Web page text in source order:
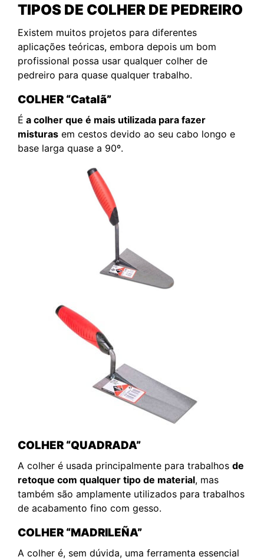
TIPOS DE COLHER DE PEDREIRO
Existem muitos projetos para diferentes
aplicações teóricas, embora depois um bom
profissional possa usar qualquer colher de
pedreiro para quase qualquer trabalho.
COLHER “Catalã”
É a colher que é mais utilizada para fazer
misturas em cestos devido ao seu cabo longo e
base larga quase a 90º.
COLHER “QUADRADA”
A colher é usada principalmente para trabalhos de
retoque com qualquer tipo de material, mas
também são amplamente utilizados para trabalhos
de acabamento fino com gesso.
COLHER “MADRILEÑA”
A colher é, sem dúvida, uma ferramenta essencial